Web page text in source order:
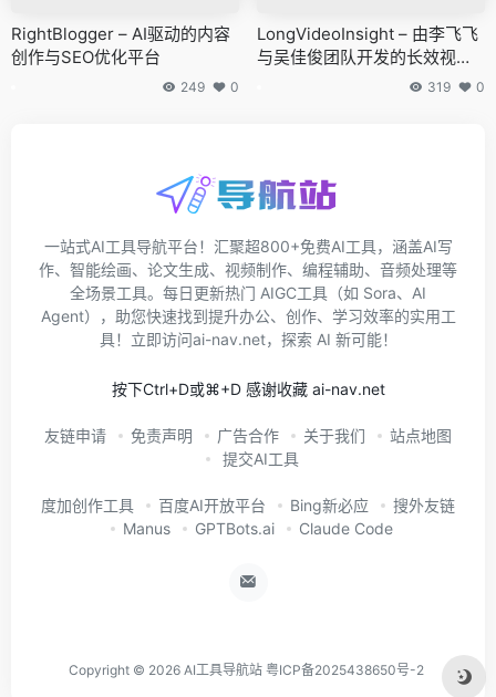
RightBlogger – AI驱动的内容
创作与SEO优化平台
249 0
LongVideoInsight – 由李飞飞
与吴佳俊团队开发的长效视频
319 0
一站式AI工具导航平台！汇聚超800+免费AI工具，涵盖AI写
作、智能绘画、论文生成、视频制作、编程辅助、音频处理等
全场景工具。每日更新热门 AIGC工具（如 Sora、AI
Agent），助您快速找到提升办公、创作、学习效率的实用工
具！立即访问ai-nav.net，探索 AI 新可能！
按下Ctrl+D或⌘+D 感谢收藏 ai-nav.net
友链申请 免责声明 广告合作 关于我们
站点地图
提交AI工具
度加创作工具 百度AI开放平台 Bing新必应
搜外友链
Manus
GPTBots.ai Claude Code
Copyright © 2026 AI工具导航站 粤ICP备2025438650号-2